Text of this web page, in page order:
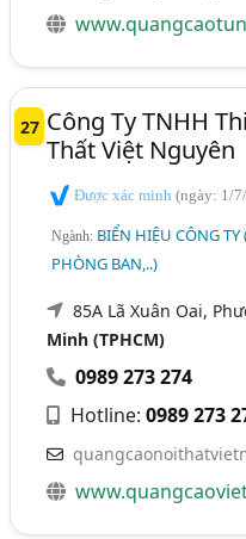
27 Công Ty TNHH
Thất Việt Nguyên
Được xác minh(ngày: 1/
Ngành: BIỂN HIỆU CÔNG
PHÒNG BAN,..)
85A Lã Xuân Oai,
Minh (TPHCM)
0989 273 274
Hotline:0989 273